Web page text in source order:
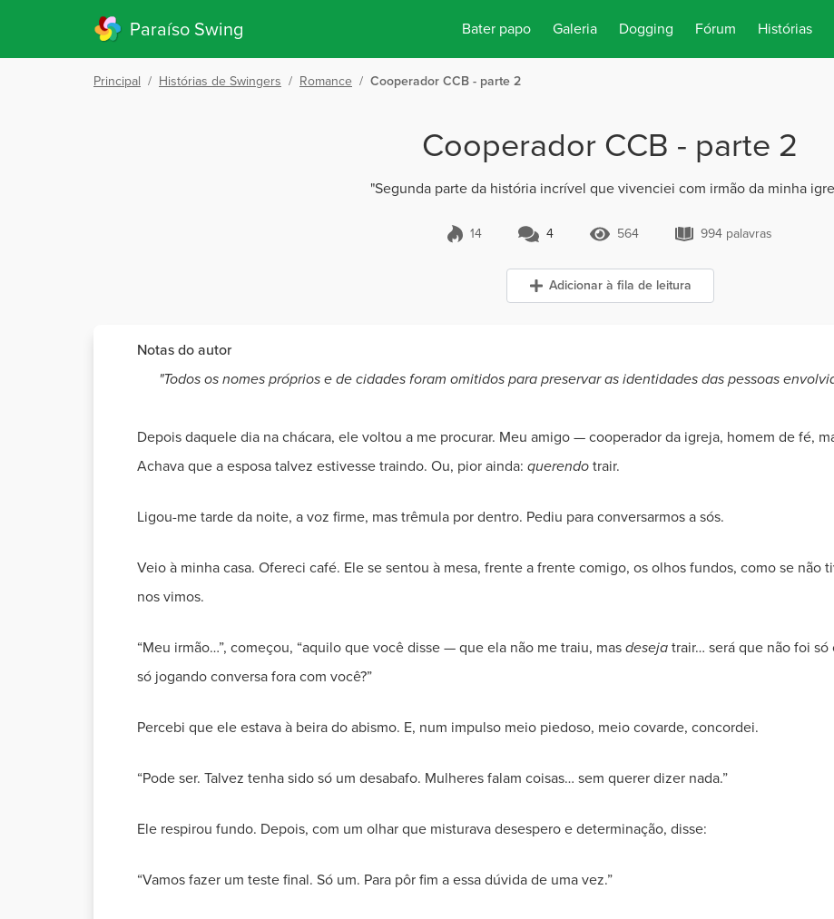
Paraíso Swing Bater papo Galeria Dogging Fórum Histórias
Principal / Histórias de Swingers / Romance / Cooperador CCB - parte 2
Cooperador CCB - parte 2
"Segunda parte da história incrível que vivenciei com irmão da minha
14 4 Comentários
4 564 Visualizações
564 994 palavras
994 palavras
Adicionar à fila de leitura
Notas do autor
"Todos os nomes próprios e de cidades foram omitidos para preservar as identidades das pessoas
Depois daquele dia na chácara, ele voltou a me procurar. Meu amigo — cooperador da igreja, homem de fé,
Achava que a esposa talvez estivesse traindo. Ou, pior ainda: querendotrair.
Ligou-me tarde da noite, a voz firme, mas trêmula por dentro. Pediu para conversarmos a sós.
Veio à minha casa. Ofereci café. Ele se sentou à mesa, frente a frente comigo, os olhos fundos, como se não
nos vimos.
“Meu irmão…”, começou, “aquilo que você disse — que ela não me traiu, masdesejatrair… será que não foi só
só jogando conversa fora com você?”
Percebi que ele estava à beira do abismo. E, num impulso meio piedoso, meio covarde, concordei.
“Pode ser. Talvez tenha sido só um desabafo. Mulheres falam coisas… sem querer dizer nada.”
Ele respirou fundo. Depois, com um olhar que misturava desespero e determinação, disse:
“Vamos fazer um teste final. Só um. Para pôr fim a essa dúvida de uma vez.”